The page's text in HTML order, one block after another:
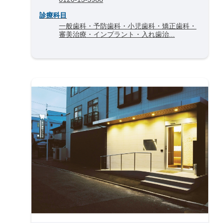
診療科目
一般歯科・予防歯科・小児歯科・矯正歯科・
審美治療・インプラント・入れ歯治...